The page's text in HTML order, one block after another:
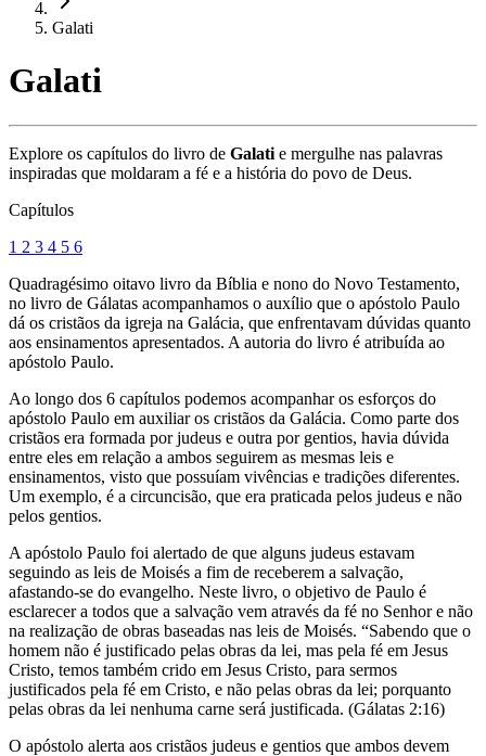
Galati
Galati
Explore os capítulos do livro de Galati e mergulhe nas palavras
inspiradas que moldaram a fé e a história do povo de Deus.
Capítulos
1 2 3 4 5 6
Quadragésimo oitavo livro da Bíblia e nono do Novo Testamento,
no livro de Gálatas acompanhamos o auxílio que o apóstolo Paulo
dá os cristãos da igreja na Galácia, que enfrentavam dúvidas quanto
aos ensinamentos apresentados. A autoria do livro é atribuída ao
apóstolo Paulo.
Ao longo dos 6 capítulos podemos acompanhar os esforços do
apóstolo Paulo em auxiliar os cristãos da Galácia. Como parte dos
cristãos era formada por judeus e outra por gentios, havia dúvida
entre eles em relação a ambos seguirem as mesmas leis e
ensinamentos, visto que possuíam vivências e tradições diferentes.
Um exemplo, é a circuncisão, que era praticada pelos judeus e não
pelos gentios.
A apóstolo Paulo foi alertado de que alguns judeus estavam
seguindo as leis de Moisés a fim de receberem a salvação,
afastando-se do evangelho. Neste livro, o objetivo de Paulo é
esclarecer a todos que a salvação vem através da fé no Senhor e não
na realização de obras baseadas nas leis de Moisés. “Sabendo que o
homem não é justificado pelas obras da lei, mas pela fé em Jesus
Cristo, temos também crido em Jesus Cristo, para sermos
justificados pela fé em Cristo, e não pelas obras da lei; porquanto
pelas obras da lei nenhuma carne será justificada. (Gálatas 2:16)
O apóstolo alerta aos cristãos judeus e gentios que ambos devem